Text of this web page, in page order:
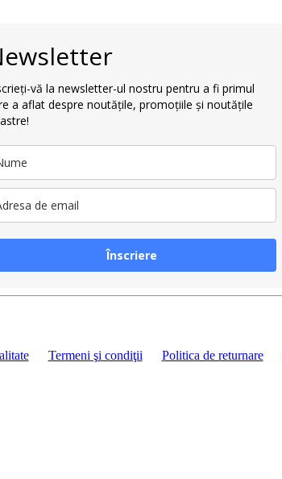
vă la newsletter-ul nostru pentru a fi primul
a aflat despre noutățile, promoțiile și noutățile
Înscriere
Termeni şi condiţii Politica de returnare